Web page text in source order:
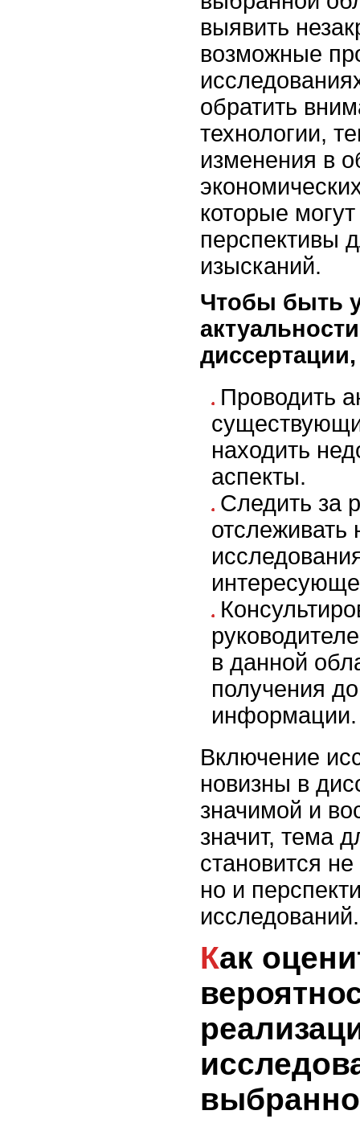
выявить
возможные
обратить
технологии,
изменения в
которые
перспективы
изысканий.
Чтобы быть
Проводить
находить
аспекты.
Следить за
отслеживать
в данной
получения
информации.
Включение
новизны в
значимой и
значит, тема
становится
но и
исследований.
Как оценить